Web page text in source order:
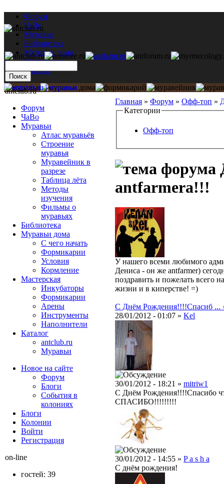
Форум
ЧаВо
Муравьи
Библиотека
Муравьи дома
Мастерская
Каталог
Главная » Форум » Офф-топ »
Категории
Офф-топ
antfarmera!!!
У нашего всеми любимого
Дениса - он же antfarmer)
поздравить и пожелать всего
жизни и в киперстве! =)
С Днём Рождения!!!!Спасиб ...
28/01/2012 - 01:07 » Kel
30/01/2012 - 18:21 » mitriw1
С Днём Рождения!!!!Спасибо
СПАСИБО!!!!!!!!!
30/01/2012 - 14:55 » P a s h a
С днём рождения!
antclub.ru
Форум
ЧаВо
Муравьи
Атлас муравьёв
Строение
муравья
Муравейник в
разрезе
Таблица лёта
Методы
изучения
Фильмы о
муравьях
Библиотека
Муравьи дома
С чего начать
Формикарии
Условия
Кормление
Мастерская
Инкубаторы
Формикарии
Арены
Инструменты
Наполнители
Каталог
antclub.ru
Муравьи
Новое на сайте
Форум
Блоги
События в
колониях
Блоги
Колонии
Войти
Peгиcтpaция
on-line
гостей: 39